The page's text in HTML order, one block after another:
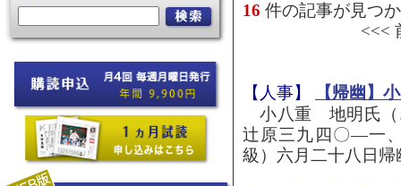
16 件の記事が見つ
<<<
【人事】
【帰幽】
小八重 地明氏（
辻原三九四〇―一
級）六月二十八日